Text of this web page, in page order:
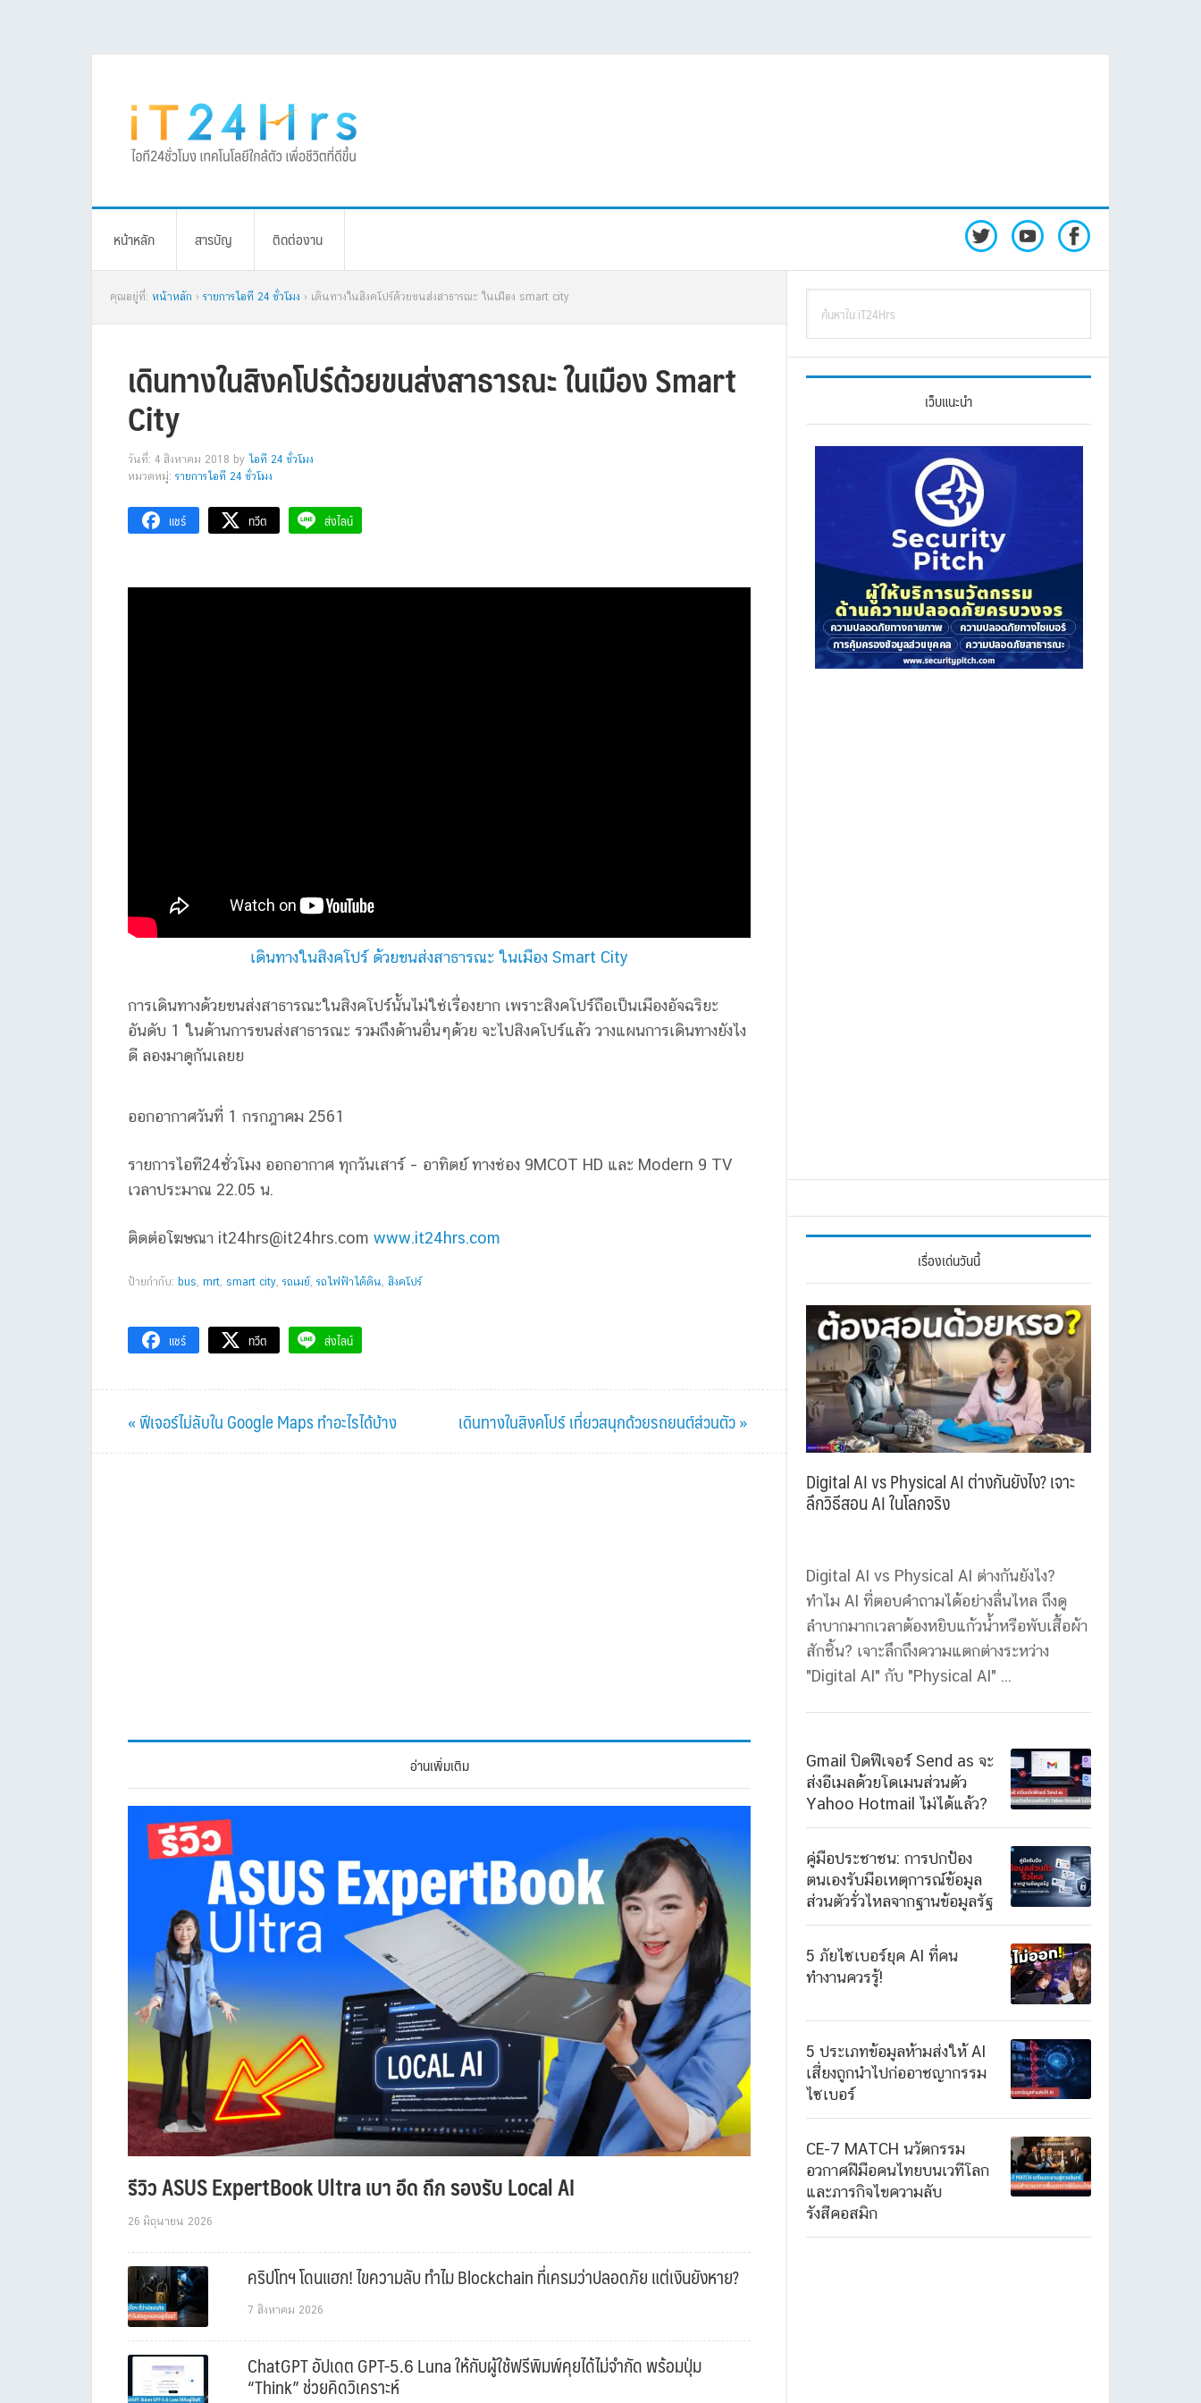
หน้าหลัก สารบัญ ติดต่องาน
คุณอยู่ที่: หน้าหลัก › รายการไอที 24 ชั่วโมง › เดินทางในสิงคโปร์ด้วยขนส่งสาธารณะ ในเมือง smart city
เดินทางในสิงคโปร์ด้วยขนส่งสาธารณะ ในเมือง Smart
City
วันที่: 4 สิงหาคม 2018 by ไอที 24 ชั่วโมง
หมวดหมู่: รายการไอที 24 ชั่วโมง
แชร์ ทวีต ส่งไลน์
เดินทางในสิงคโปร์ ด้วยขนส่งสาธารณะ ในเมือง Smart City
การเดินทางด้วยขนส่งสาธารณะในสิงคโปร์นั้นไม่ใช่เรื่องยาก เพราะสิงคโปร์ถือเป็นเมืองอัจฉริยะ
อันดับ 1 ในด้านการขนส่งสาธารณะ รวมถึงด้านอื่นๆด้วย จะไปสิงคโปร์แล้ว วางแผนการเดินทางยังไง
ดี ลองมาดูกันเลยย
ออกอากาศวันที่ 1 กรกฎาคม 2561
รายการไอที24ชั่วโมง ออกอากาศ ทุกวันเสาร์ – อาทิตย์ ทางช่อง 9MCOT HD และ Modern 9 TV
เวลาประมาณ 22.05 น.
ติดต่อโฆษณา it24hrs@it24hrs.com www.it24hrs.com
ป้ายกำกับ: bus, mrt, smart city, รถเมย์, รถไฟฟ้าไต้ดิน, สิงคโปร์
แชร์ ทวีต ส่งไลน์
Previous
Post:
« ฟีเจอร์ไม่ลับใน Google Maps ทำอะไรได้บ้าง
Next
Post:
เดินทางในสิงคโปร์ เที่ยวสนุกด้วยรถยนต์ส่วนตัว »
อ่านเพิ่มเติม
รีวิว ASUS ExpertBook Ultra เบา อึด ถึก รองรับ Local AI
26 มิถุนายน 2026
คริปโทฯ โดนแฮก! ไขความลับ ทำไม Blockchain ที่เครมว่าปลอดภัย แต่เงินยังหาย?
7 สิงหาคม 2026
ChatGPT อัปเดต GPT-5.6 Luna ให้กับผู้ใช้ฟรีพิมพ์คุยได้ไม่จำกัด พร้อมปุ่ม
“Think” ช่วยคิดวิเคราะห์
Primary
Sidebar
iT24Hrs
เว็บแนะนำ
เรื่องเด่นวันนี้
Digital AI vs Physical AI ต่างกันยังไง? เจาะ
ลึกวิธีสอน AI ในโลกจริง
Digital AI vs Physical AI ต่างกันยังไง?
ทำไม AI ที่ตอบคำถามได้อย่างลื่นไหล ถึงดู
ลำบากมากเวลาต้องหยิบแก้วน้ำหรือพับเสื้อผ้า
สักชิ้น? เจาะลึกถึงความแตกต่างระหว่าง
"Digital AI" กับ "Physical AI" ...
Gmail ปิดฟีเจอร์ Send as จะ
ส่งอีเมลด้วยโดเมนส่วนตัว
Yahoo Hotmail ไม่ได้แล้ว?
คู่มือประชาชน: การปกป้อง
ตนเองรับมือเหตุการณ์ข้อมูล
ส่วนตัวรั่วไหลจากฐานข้อมูลรัฐ
5 ภัยไซเบอร์ยุค AI ที่คน
ทำงานควรรู้!
5 ประเภทข้อมูลห้ามส่งให้ AI
เสี่ยงถูกนำไปก่ออาชญากรรม
ไซเบอร์
CE-7 MATCH นวัตกรรม
อวกาศฝีมือคนไทยบนเวทีโลก
และภารกิจไขความลับ
รังสีคอสมิก